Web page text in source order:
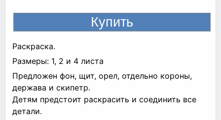
Раскраска.
Размеры: 1, 2 и 4 листа
Предложен фон, щит, орел, отдельно короны,
держава и скипетр.
Детям предстоит раскрасить и соединить все
детали.